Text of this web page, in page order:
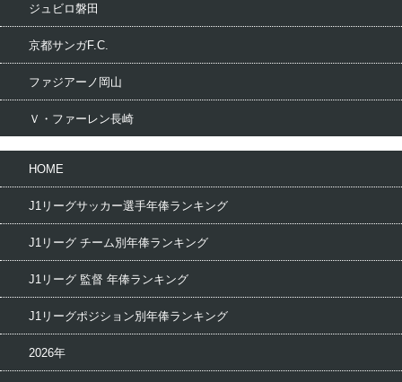
ジュビロ磐田
京都サンガF.C.
ファジアーノ岡山
Ｖ・ファーレン長崎
HOME
J1リーグサッカー選手年俸ランキング
J1リーグ チーム別年俸ランキング
J1リーグ 監督 年俸ランキング
J1リーグポジション別年俸ランキング
2026年